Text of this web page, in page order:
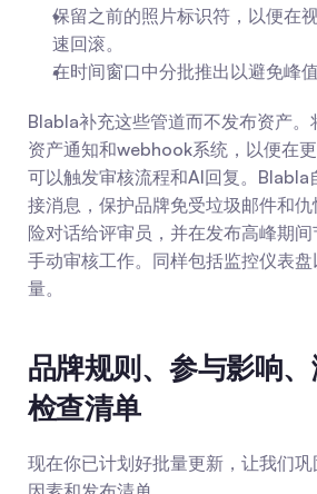
保留之前的照片标识符，以便在
速回滚。
在时间窗口中分批推出以避免峰
Blabla补充这些管道而不发布资产
资产通知和webhook系统，以便在
可以触发审核流程和AI回复。Blabla
接消息，保护品牌免受垃圾邮件和
险对话给评审员，并在发布高峰期
手动审核工作。同样包括监控仪表
量。
品牌规则、参与影响
检查清单
现在你已计划好批量更新，让我们